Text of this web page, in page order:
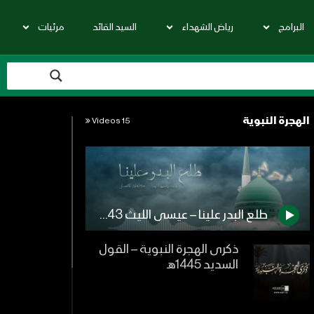
البرامج رياض الشهداء السيد القائد مرئيات
الهجرة النبوية 15 Videos
طلع البدر علينا – عيسى الليث 1443هـ
ذكرى الهجرة النبوية – القول
السديد 1445هـ